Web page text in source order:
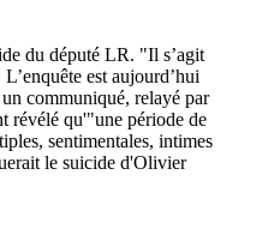
du député LR. "Il s’agit
est aujourd’hui
communiqué, relayé par
révélé qu'"une période de
sentimentales, intimes
le suicide d'Olivier